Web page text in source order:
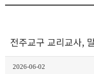
전주교구 교리교사,
2026-06-02